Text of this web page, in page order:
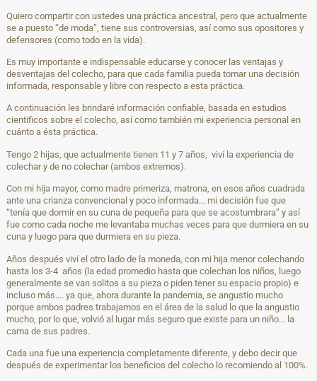
Quiero compartir con ustedes una práctica ancestral, pero que actualmente
se a puesto “de moda”, tiene sus controversias, así como sus opositores y
defensores (como todo en la vida).
Es muy importante e indispensable educarse y conocer las ventajas y
desventajas del colecho, para que cada familia pueda tomar una decisión
informada, responsable y libre con respecto a esta práctica.
A continuación les brindaré información confiable, basada en estudios
cientificos sobre el colecho, así como también mi experiencia personal en
cuánto a ésta práctica.
Tengo 2 hijas, que actualmente tienen 11 y 7 años, viví la experiencia de
colechar y de no colechar (ambos extremos).
Con mi hija mayor, como madre primeriza, matrona, en esos años cuadrada
ante una crianza convencional y poco informada… mi decisión fue que
“tenía que dormir en su cuna de pequeña para que se acostumbrara” y así
fue como cada noche me levantaba muchas veces para que durmiera en su
cuna y luego para que durmiera en su pieza.
Años después viví el otro lado de la moneda, con mi hija menor colechando
hasta los 3-4 años (la edad promedio hasta que colechan los niños, luego
generalmente se van solitos a su pieza o piden tener su espacio propio) e
incluso más…. ya que, ahora durante la pandemia, se angustio mucho
porque ambos padres trabajamos en el área de la salud lo que la angustio
mucho, por lo que, volvió al lugar más seguro que existe para un niño… la
cama de sus padres.
Cada una fue una experiencia completamente diferente, y debo decir que
después de experimentar los beneficios del colecho lo recomiendo al 100%.